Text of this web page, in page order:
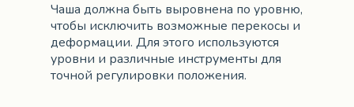
Чаша должна быть выровнена по уровню,
чтобы исключить возможные перекосы и
деформации. Для этого используются
уровни и различные инструменты для
точной регулировки положения.